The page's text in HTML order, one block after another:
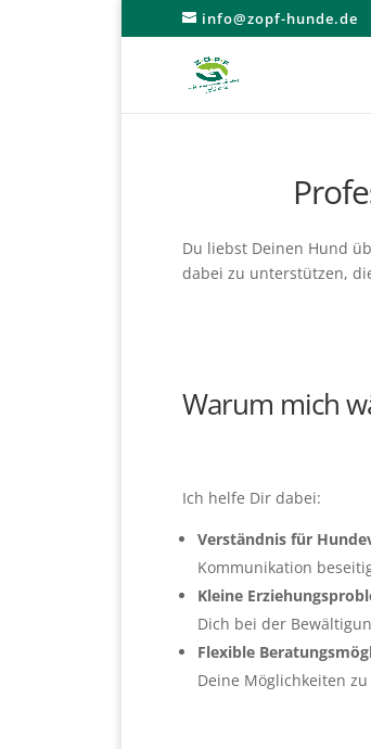
info@zopf-hunde.de
Du liebst Deinen Hund
dabei zu unterstützen,
Warum mich
Ich helfe Dir dabei:
Verständnis für
Kommunikation
Kleine
Dich bei der
Flexible
Deine Möglichkeiten